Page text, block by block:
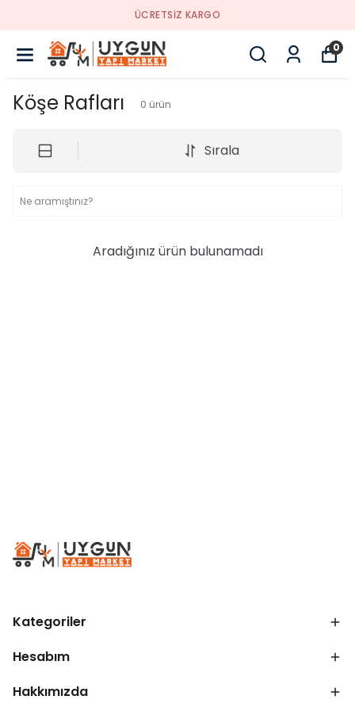
ÜCRETSİZ KARGO
0
Köşe Rafları 0 ürün
Sırala
Aradığınız ürün bulunamadı
Kategoriler
Hesabım
Hakkımızda